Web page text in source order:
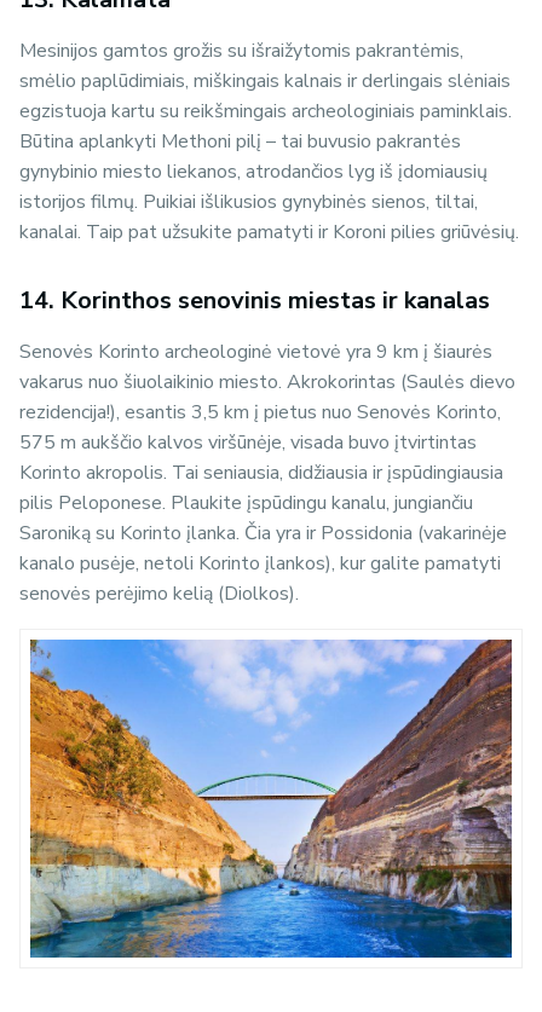
Mesinijos gamtos grožis su išraižytomis pakrantėmis,
smėlio paplūdimiais, miškingais kalnais ir derlingais slėniais
egzistuoja kartu su reikšmingais archeologiniais paminklais.
Būtina aplankyti Methoni pilį – tai buvusio pakrantės
gynybinio miesto liekanos, atrodančios lyg iš įdomiausių
istorijos filmų. Puikiai išlikusios gynybinės sienos, tiltai,
kanalai. Taip pat užsukite pamatyti ir Koroni pilies griūvėsių.
14. Korinthos senovinis miestas ir kanalas
Senovės Korinto archeologinė vietovė yra 9 km į šiaurės
vakarus nuo šiuolaikinio miesto. Akrokorintas (Saulės dievo
rezidencija!), esantis 3,5 km į pietus nuo Senovės Korinto,
575 m aukščio kalvos viršūnėje, visada buvo įtvirtintas
Korinto akropolis. Tai seniausia, didžiausia ir įspūdingiausia
pilis Peloponese. Plaukite įspūdingu kanalu, jungiančiu
Saroniką su Korinto įlanka. Čia yra ir Possidonia (vakarinėje
kanalo pusėje, netoli Korinto įlankos), kur galite pamatyti
senovės perėjimo kelią (Diolkos).